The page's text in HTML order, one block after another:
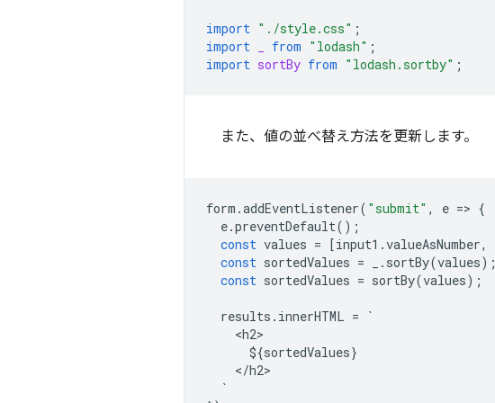
import "./style.css" ;
import
from "lodash" ;
import sortBy from "lodash.sortby" ;
また、値の並べ替え方法を更新します。
form .addEventListener( "submit" , e => {
e.preventDefault();
const values = [input1 .valueAsNumber,
const sortedValues = . sortBy(values);
const sortedValues = sortBy(values);
results . innerHTML =
`
<h2
${sortedValues}
</h2
`